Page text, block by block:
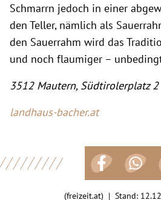
Schmarrn jedoch in einer
den Teller, nämlich als
den Sauerrahm wird das
und noch flaumiger –
3512 Mautern, Südtirolerplatz 2
landhaus-bacher.at
(freizeit.at) | Stand: